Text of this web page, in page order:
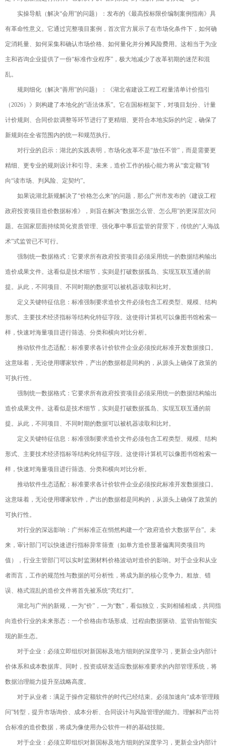
实操导航（解决“会用”的问题）：发布的《最高投标限价编制案例指南》具
有革命性意义。它通过完整项目案例，首次官方展示了在市场化条件下，如何确
定消耗量、如何采集和确认市场价格、如何量化并分摊风险费用。这相当于为业
主和咨询企业提供了一份“标准作业程序”，极大地减少了改革初期的迷茫和混
乱。
规则细化（解决“善用”的问题）：《湖北省建设工程工程量清单计价指引
（2026）》则构建了本地化的“语法体系”。它在国标框架下，对项目划分、计量
计价规则、合同价款调整等环节进行了更精细、更符合本地实际的约定，确保了
新规则在全省范围内的统一和规范执行。
对行业的启示：湖北的实践表明，市场化改革不是“放任不管”，而是需要更
精细、更专业的规则设计和引导。未来，造价工作的核心能力将从“套定额”转
向“读市场、判风险、定契约”。
如果说湖北新规解决了“价格怎么来”的问题，那么广州市发布的《建设工程
政府投资项目造价数据标准》，则旨在解决“数据怎么管、怎么用”的更深层次问
题。在国家层面持续简化资质管理、强化事中事后监管的背景下，传统的“人海战
术”式监管已不可行。
强制统一数据格式：它要求所有政府投资项目必须采用统一的数据结构输出
造价成果文件。这看似是技术细节，实则是打破数据孤岛、实现互联互通的前
提。从此，不同项目、不同时期的数据可以被机器读取和比对。
定义关键特征信息：标准强制要求造价文件必须包含工程类型、规模、结构
形式、主要技术经济指标等结构化特征字段。这使得计算机可以像图书馆检索一
样，快速对海量项目进行筛选、分类和横向对比分析。
推动软件生态适配：标准要求各计价软件企业必须按此标准开发数据接口。
这意味着，无论使用哪家软件，产出的数据都是同构的，从源头上确保了政策的
可执行性。
强制统一数据格式：它要求所有政府投资项目必须采用统一的数据结构输出
造价成果文件。这看似是技术细节，实则是打破数据孤岛、实现互联互通的前
提。从此，不同项目、不同时期的数据可以被机器读取和比对。
定义关键特征信息：标准强制要求造价文件必须包含工程类型、规模、结构
形式、主要技术经济指标等结构化特征字段。这使得计算机可以像图书馆检索一
样，快速对海量项目进行筛选、分类和横向对比分析。
推动软件生态适配：标准要求各计价软件企业必须按此标准开发数据接口。
这意味着，无论使用哪家软件，产出的数据都是同构的，从源头上确保了政策的
可执行性。
对行业的深远影响：广州标准正在悄然构建一个“政府造价大数据平台”。未
来，审计部门可以快速进行指标异常筛查（如单方造价显著偏离同类项目均
值），行业主管部门可以实时监测材料价格波动对造价的影响。对于企业和从业
者而言，工作的规范性与数据的可分析性，将成为新的核心竞争力。粗放、错
误、格式混乱的造价文件将首先被系统“亮红灯”。
湖北与广州的新规，一为“价”，一为“数”，看似独立，实则相辅相成，共同指
向造价行业的未来形态：一个价格由市场形成、过程由数据驱动、监管由智能实
现的新生态。
对于企业：必须立即组织对新国标及地方细则的深度学习，更新企业内部计
价体系和成本数据库。同时，投资或研发适应数据标准要求的内部管理系统，将
数据治理能力提升至战略高度。
对于从业者：满足于操作定额软件的时代已经结束。必须加速向“成本管理顾
问”转型，提升市场询价、成本分析、合同设计与风险管理的能力。理解和产出符
合标准的造价数据，将成为像使用办公软件一样的基础技能。
对于企业：必须立即组织对新国标及地方细则的深度学习，更新企业内部计